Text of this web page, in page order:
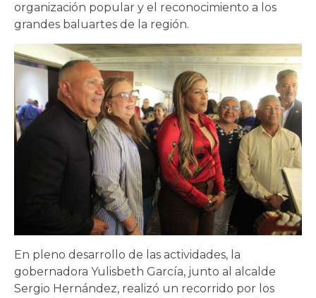
organización popular y el reconocimiento a los
grandes baluartes de la región.
En pleno desarrollo de las actividades, la
gobernadora Yulisbeth García, junto al alcalde
Sergio Hernández, realizó un recorrido por los